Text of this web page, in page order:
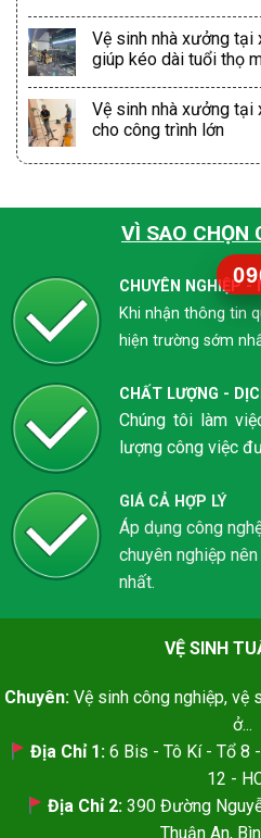
Vệ sinh nhà xưởng tại
giúp kéo dài tuổi thọ
Vệ sinh nhà xưởng tại
cho công trình lớn
VÌ SAO CHỌN
CHUYÊN NGHIỆP -
Khi nhận thông tin
hiện trường sớm
CHẤT LƯỢNG -
Chúng tôi làm
lượng công việc
GIÁ CẢ HỢP LÝ
Áp dụng công
chuyên nghiệp
nhất.
VỆ SINH
Chuyên: Vệ sinh công nghiệp, vệ
ở...
Địa Chỉ 1: 6 Bis - Tô Kí - Tổ 8 -
12 -
Địa Chỉ 2: 390 Đường
Thuận An,